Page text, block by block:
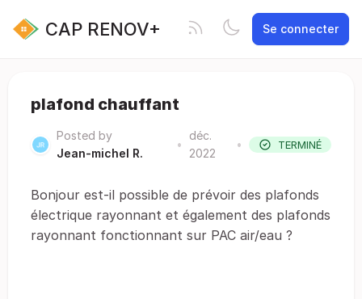
CAP RENOV+ Se connecter
plafond chauffant
Posted by
Jean-michel R.
•
déc.
2022
• TERMINÉ
Bonjour est-il possible de prévoir des plafonds
électrique rayonnant et également des plafonds
rayonnant fonctionnant sur PAC air/eau ?